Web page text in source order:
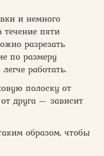
и немного
течение пяти
разрезать
по размеру
работать.
полоску от
друга — зависит
образом, чтобы